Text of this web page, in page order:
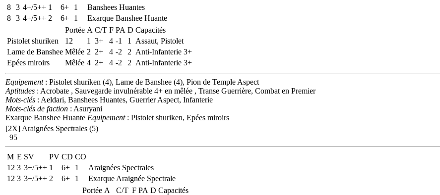
8 3 4+/5++ 1 6+ 1
Banshees Huantes
8 3 4+/5++ 2 6+ 1
Exarque Banshee Huante
Portée A C/T F PA D Capacités
Pistolet shuriken
12 1 3+ 4 -1 1
Assaut, Pistolet
Lame de Banshee Mêlée 2 2+ 4 -2 2 Anti-Infanterie 3+
Epées miroirs
Mêlée 4 2+ 4 -2 2 Anti-Infanterie 3+
Equipement: Pistolet shuriken (4), Lame de Banshee (4), Pion de Temple Aspect
Aptitudes : Acrobate , Sauvegarde invulnérable 4+ en mêlée , Transe Guerrière, Combat en Premier
Mots-clés : Aeldari, Banshees Huantes, Guerrier Aspect, Infanterie
Mots-clés de faction : Asuryani
Exarque Banshee Huante Equipement: Pistolet shuriken, Epées miroirs
[2X] Araignées Spectrales (5)
95
M E SV PV CD CO
12 3 3+/5++ 1 6+ 1
Araignées Spectrales
12 3 3+/5++ 2 6+ 1
Exarque Araignée Spectrale
Portée A C/T F PA D Capacités